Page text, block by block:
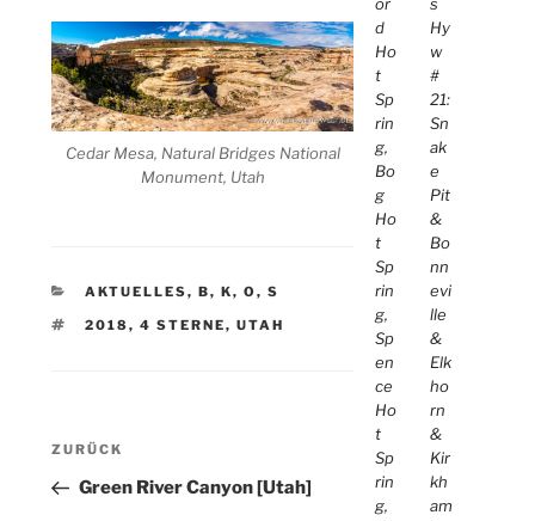
Cedar Mesa, Natural Bridges National
Monument, Utah
KATEGORIEN
AKTUELLES, B, K, O , S
SCHLAGWÖRTER
2018, 4 STERNE, UTAH
Beitragsnavigation
Vorheriger
Beitrag
ZURÜCK
Green River Canyon [Utah]
or
d
Ho
t
Sp
rin
g,
Bo
g
Ho
t
Sp
rin
g,
Sp
en
ce
Ho
t
Sp
rin
g,
s
Hy
w
#
21:
Sn
ak
e
Pit
&
Bo
nn
evi
lle
&
Elk
ho
rn
&
Kir
kh
am